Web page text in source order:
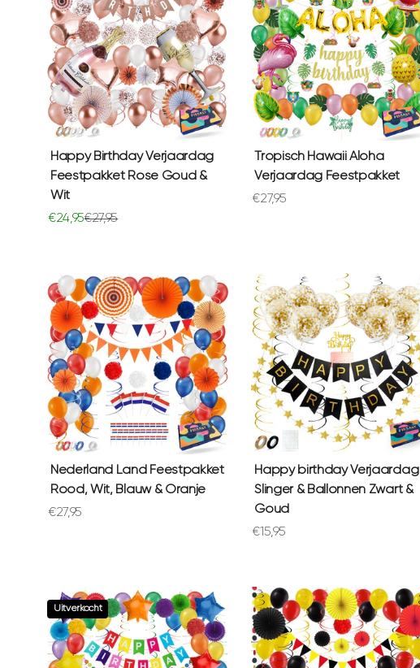
Happy Birthday Verjaardag
Feestpakket Rose Goud &
Wit
Aanbiedingsprijs
€24,95Normale prijs
€27,95
Tropisch Hawaii Aloha
Verjaardag Feestpakket
Aanbiedingsprijs
€27,95
Nederland Land Feestpakket
Rood, Wit, Blauw & Oranje
Aanbiedingsprijs
€27,95
Happy birthday Verjaardag
Slinger & Ballonnen Zwart &
Goud
Aanbiedingsprijs
€15,95
Uitverkocht